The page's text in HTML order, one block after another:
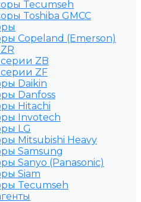
Tecumseh
Toshiba GMCC
Copeland (Emerson)
ZB
ZF
Daikin
Danfoss
Hitachi
Invotech
LG
Mitsubishi Heavy
Samsung
Sanyo (Panasonic)
Siam
Tecumseh